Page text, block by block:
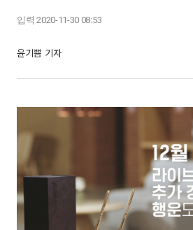
입력 2020-11-30 08:53
윤기쁨 기자